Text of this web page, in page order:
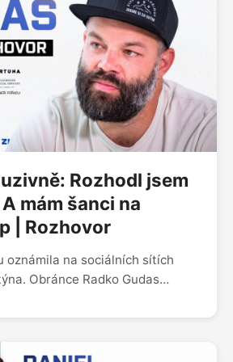
mluvil i o síle Panthers,
obraně nebo návratu českého
Rozhodl jsem
mám šanci na
| Rozhovor
oznámila na sociálních sítích
Obránce Radko Gudas
prozradil, čí to byl nápad. Asi
i sedmička jsou v týmu